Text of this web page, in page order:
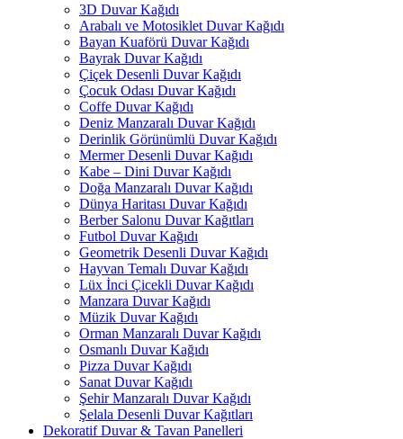
3D Duvar Kağıdı
Arabalı ve Motosiklet Duvar Kağıdı
Bayan Kuaförü Duvar Kağıdı
Bayrak Duvar Kağıdı
Çiçek Desenli Duvar Kağıdı
Çocuk Odası Duvar Kağıdı
Coffe Duvar Kağıdı
Deniz Manzaralı Duvar Kağıdı
Derinlik Görünümlü Duvar Kağıdı
Mermer Desenli Duvar Kağıdı
Kabe – Dini Duvar Kağıdı
Doğa Manzaralı Duvar Kağıdı
Dünya Haritası Duvar Kağıdı
Berber Salonu Duvar Kağıtları
Futbol Duvar Kağıdı
Geometrik Desenli Duvar Kağıdı
Hayvan Temalı Duvar Kağıdı
Lüx İnci Çicekli Duvar Kağıdı
Manzara Duvar Kağıdı
Müzik Duvar Kağıdı
Orman Manzaralı Duvar Kağıdı
Osmanlı Duvar Kağıdı
Pizza Duvar Kağıdı
Sanat Duvar Kağıdı
Şehir Manzaralı Duvar Kağıdı
Şelala Desenli Duvar Kağıtları
Dekoratif Duvar & Tavan Panelleri